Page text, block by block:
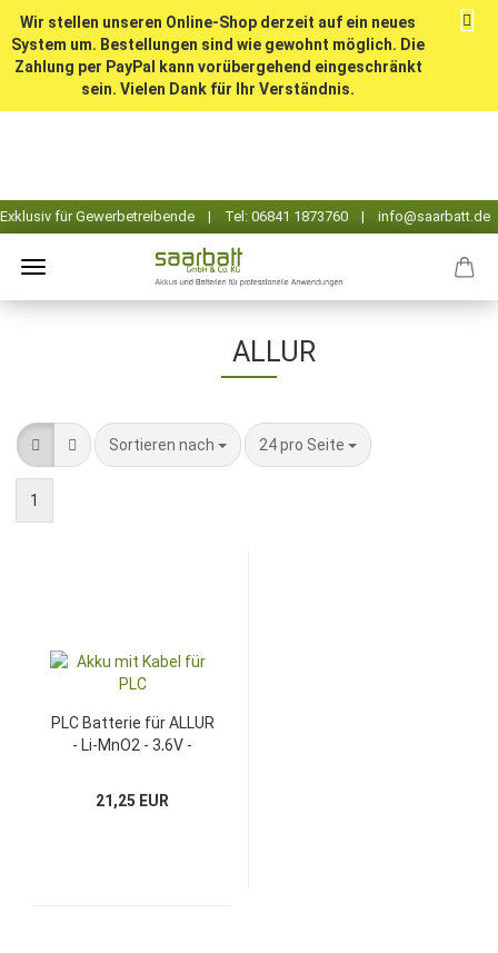
Wir stellen unseren Online-Shop derzeit auf ein neues
System um. Bestellungen sind wie gewohnt möglich. Die
Zahlung per PayPal kann vorübergehend eingeschränkt
sein. Vielen Dank für Ihr Verständnis.
ALLUR
Sortieren nach
Sortieren nach 24 pro Seite
pro Seite
1
PLC Batterie für ALLUR
- Li-MnO2 - 3,6V -
21,25 EUR